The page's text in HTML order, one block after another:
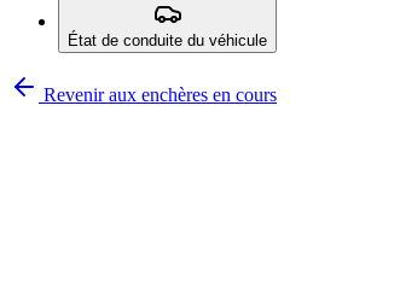
État de conduite du véhicule
Revenir aux enchères en cours